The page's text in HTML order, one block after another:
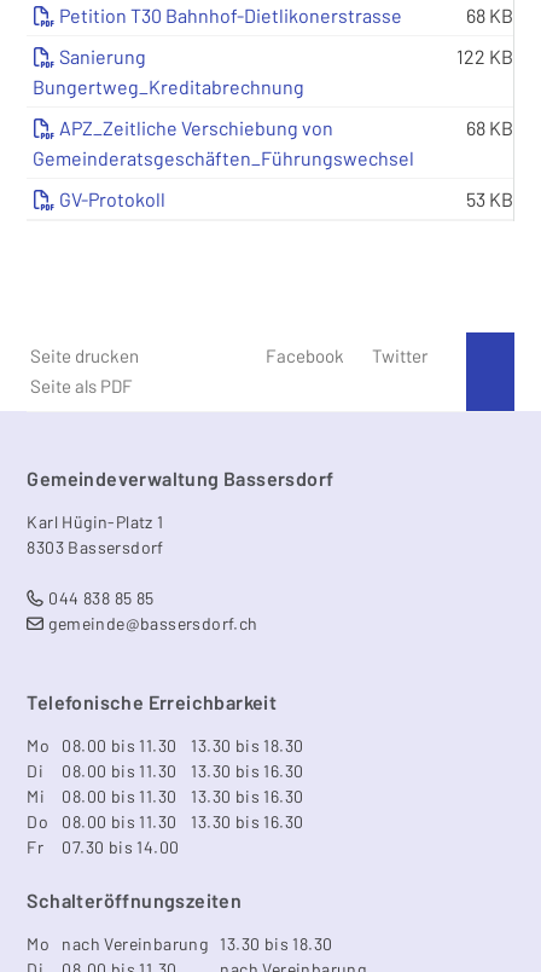
Petition T30 Bahnhof-Dietlikonerstrasse
68 KB
Sanierung
Bungertweg_Kreditabrechnung
122 KB
APZ_Zeitliche Verschiebung von
Gemeinderatsgeschäften_Führungswechsel
68 KB
GV-Protokoll 53 KB
Seite drucken
Seite als PDF
Facebook Twitter
Footer
Gemeindeverwaltung Bassersdorf
Karl Hügin-Platz 1
8303 Bassersdorf
044 838 85 85
gemeinde@bassersdorf.ch
Telefonische Erreichbarkeit
Mo 08.00 bis 11.30
13.30 bis 18.30
Di
08.00 bis 11.30
13.30 bis 16.30
Mi
08.00 bis 11.30
13.30 bis 16.30
Do
08.00 bis 11.30
13.30 bis 16.30
Fr
07.30 bis 14.00
Schalteröffnungszeiten
Mo nach Vereinbarung
13.30 bis 18.30